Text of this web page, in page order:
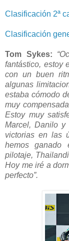
Clasificación 2ª
Clasificación
Tom Sykes:
fantástico, estoy
con un buen
algunas
estaba cómodo
muy
Estoy muy
Marcel, Danilo y
victorias en las
hemos ganado
pilotaje,
Hoy me iré a
perfecto”.